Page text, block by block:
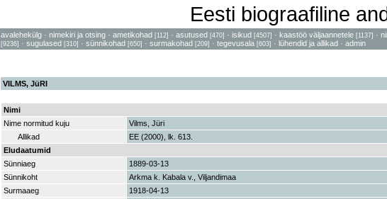
Eesti biograafiline
avalehekülg · nimekiri ja otsing · ametikohad [112] · asutused [470] · isikud [4507] · kaastöö väljaannetele [1137] ·
[9236] · sugulased [310] · sünnikohad [650] · surmakohad [209] · tegevusala [603] · lühendid ja allikad · admin
VILMS, JüRI
Nimi
Nime normitud kuju
Vilms, Jüri
Allikad
EE (2000), lk. 613.
Eludaatumid
Sünniaeg
1889-03-13
Sünnikoht
Arkma k. Kabala v., Viljandimaa
Surmaaeg
1918-04-13